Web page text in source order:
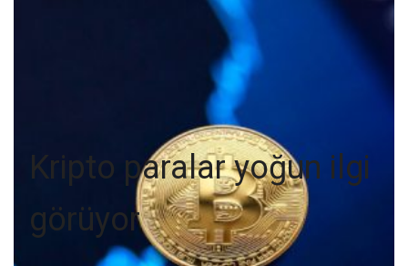
Kripto paralar yoğun ilgi
görüyor